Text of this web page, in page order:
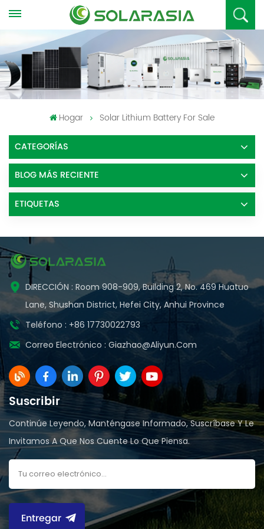
Hogar Solar Lithium Battery For Sale
CATEGORÍAS
BLOG MÁS RECIENTE
ETIQUETAS
DIRECCIÓN : Room 908-909, Building 2, No. 469 Huatuo
Lane, Shushan District, Hefei City, Anhui Province
Teléfono : +86 17730022793
Correo Electrónico : Giazhao@aliyun.com
Suscribir
Continúe Leyendo, Manténgase Informado, Suscríbase Y Le
Invitamos A Que Nos Cuente Lo Que Piensa.
Entregar